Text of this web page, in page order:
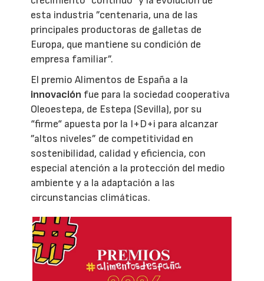
esta industria ”centenaria, una de las
principales productoras de galletas de
Europa, que mantiene su condición de
empresa familiar”.
El premio Alimentos de España a la
innovación fue para la sociedad cooperativa
Oleoestepa, de Estepa (Sevilla), por su
“firme“ apuesta por la I+D+i para alcanzar
”altos niveles” de competitividad en
sostenibilidad, calidad y eficiencia, con
especial atención a la protección del medio
ambiente y a la adaptación a las
circunstancias climáticas.